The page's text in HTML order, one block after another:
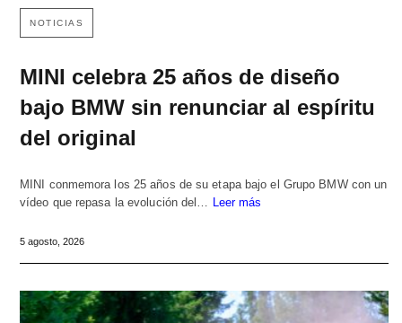
NOTICIAS
MINI celebra 25 años de diseño
bajo BMW sin renunciar al espíritu
del original
MINI conmemora los 25 años de su etapa bajo el Grupo BMW con un
vídeo que repasa la evolución del…
Leer más
5 agosto, 2026